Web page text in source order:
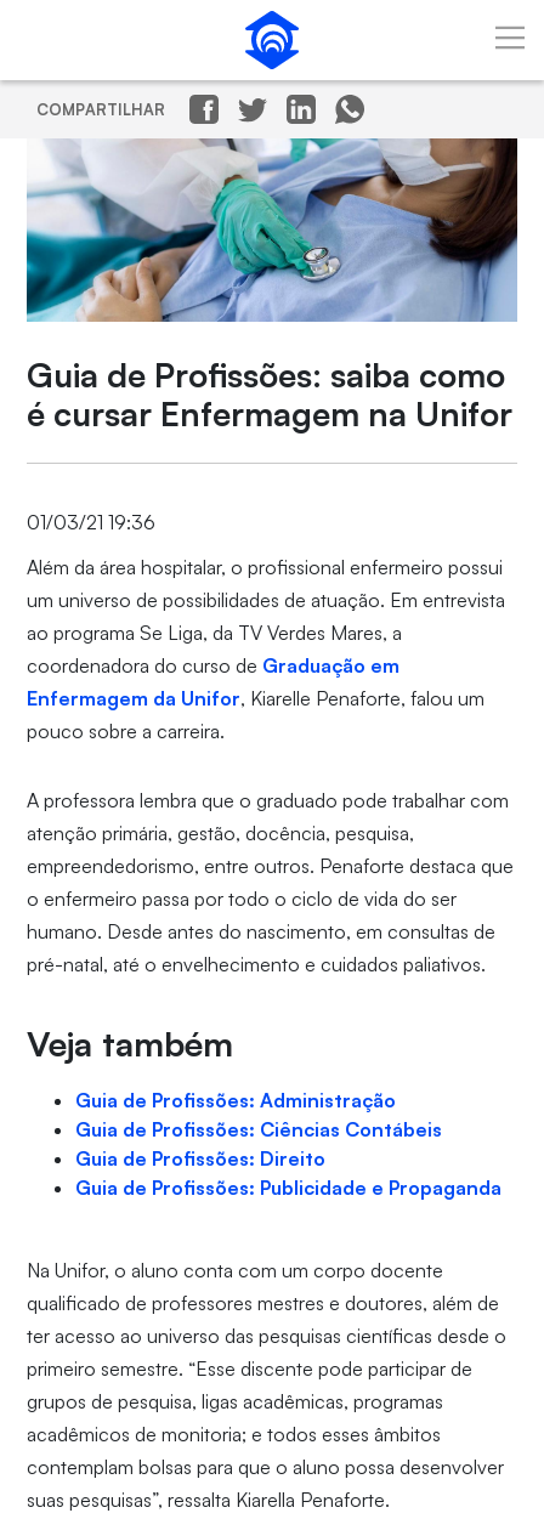
Pular para o Conteúdo principal
COMPARTILHAR
Guia de Profissões: saiba como
é cursar Enfermagem na Unifor
01/03/21 19:36
Além da área hospitalar, o profissional enfermeiro possui
um universo de possibilidades de atuação. Em entrevista
ao programa Se Liga, da TV Verdes Mares, a
coordenadora do curso de Graduação em
Enfermagem da Unifor, Kiarelle Penaforte, falou um
pouco sobre a carreira.
A professora lembra que o graduado pode trabalhar com
atenção primária, gestão, docência, pesquisa,
empreendedorismo, entre outros. Penaforte destaca que
o enfermeiro passa por todo o ciclo de vida do ser
humano. Desde antes do nascimento, em consultas de
pré-natal, até o envelhecimento e cuidados paliativos.
Veja também
Guia de Profissões: Administração
Guia de Profissões: Ciências Contábeis
Guia de Profissões: Direito
Guia de Profissões: Publicidade e Propaganda
Na Unifor, o aluno conta com um corpo docente
qualificado de professores mestres e doutores, além de
ter acesso ao universo das pesquisas científicas desde o
primeiro semestre. “Esse discente pode participar de
grupos de pesquisa, ligas acadêmicas, programas
acadêmicos de monitoria; e todos esses âmbitos
contemplam bolsas para que o aluno possa desenvolver
suas pesquisas”, ressalta Kiarella Penaforte.